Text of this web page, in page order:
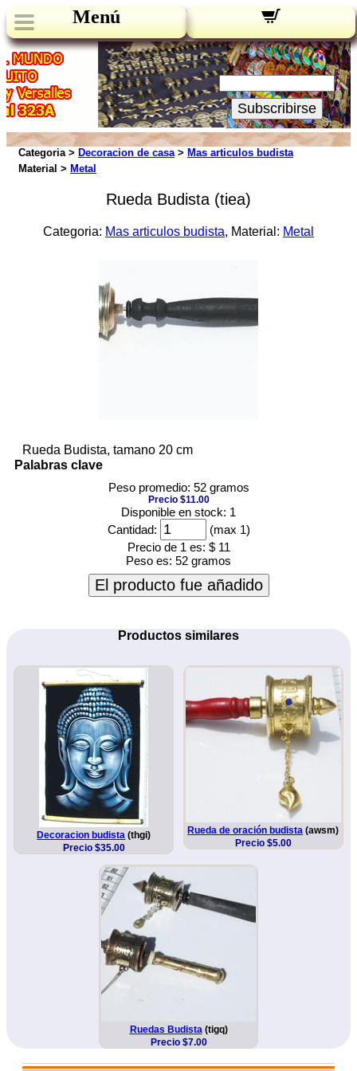
Menú
Novedades:
Su Email:
Subscribirse
Categoria > Decoracion de casa> Mas articulos budista
Material > Metal
Rueda Budista (tiea)
Categoria: Mas articulos budista, Material: Metal
Rueda Budista, tamano 20 cm
Palabras clave
Peso promedio: 52 gramos
Precio $11.00
Disponible en stock: 1
Cantidad:
(max 1)
Precio de 1 es: $ 11
Peso es: 52 gramos
El producto fue añadido
Productos similares
Decoracion budista (thgi)
Precio $35.00
Rueda de oración budista (awsm)
Precio $5.00
Ruedas Budista(tigq)
Precio $7.00